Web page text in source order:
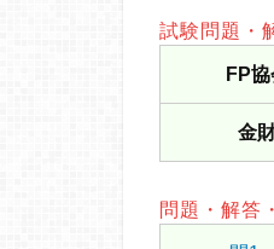
試験問題・
FP
金
問題・解答